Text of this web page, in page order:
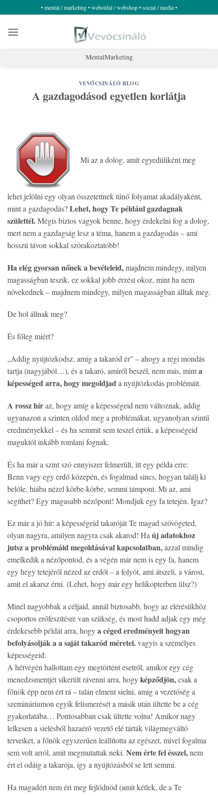
to
content
• mental / marketing • weboldal / webshop • social / media •
MentalMarketing
VEVŐCSINÁLÓ BLOG
A gazdagodásod egyetlen korlátja
Mi az a dolog, amit egyedüliként meg
lehet jelölni egy olyan összetettnek tűnő folyamat akadályaként,
mint a gazdagodás?Lehet, hogy Te például gazdagnak
születtél.Mégis biztos vagyok benne, hogy érdekelni fog a dolog,
mert nem a gazdagság lesz a téma, hanem a gazdagodás – ami
hosszú távon sokkal szórakoztatóbb!
Ha elég gyorsan nőnek a bevételeid,majdnem mindegy, milyen
magasságban teszik, ez sokkal jobb érzést okoz, mint ha nem
növekednek – majdnem mindegy, milyen magasságban álltak meg.
De hol állnak meg?
És főleg miért?
„Addig nyújtózkodsz, amíg a takaród ér” – ahogy a régi mondás
tartja (nagyjából…), és a takaró, amiről beszél, nem más, minta
képességed arra, hogy megoldjada nyújtózkodás problémáit.
A rossz híraz, hogy amíg a képességeid nem változnak, addig
ugyanazon a szinten oldod meg a problémákat, ugyanolyan szintű
eredményekkel – és ha semmit sem teszel értük, a képességeid
maguktól inkább romlani fognak.
És ha már a szint szó ennyiszer felmerült, itt egy példa erre:
Benn vagy egy erdő közepén, és fogalmad sincs, hogyan találj ki
belőle, hiába nézel körbe-körbe, semmi támpont. Mi az, ami
segíthet? Egy magasabb nézőpont! Mondjuk egy fa tetején. Igaz?
Ez már a jó hír: a képességeid takaróját Te magad szövögeted,
olyan nagyra, amilyen nagyra csak akarod! Haúj adatokhoz
jutsz a problémáid megoldásával kapcsolatban,azzal mindig
emelkedik a nézőpontod, és a végén már nem is egy fa, hanem
egy hegy tetejéről nézed az erdőt – a folyót, ami átszeli, a várost,
amit el akarsz érni. (Lehet, hogy már egy helikopterben ülsz?)
Minél nagyobbak a céljaid, annál biztosabb, hogy az elérésükhöz
csoportos erőfeszítésre van szükség, és most hadd adjak egy még
érdekesebb példát arra, hogya céged eredményeit hogyan
befolyásolják a a saját takaród méretei.vagyis a személyes
képességeid:
A hétvégén hallottam egy megtörtént esetről, amikor egy cég
menedzsmentjét sikerült rávenni arra, hogyképződjön,csak a
főnök épp nem ért rá – talán elment sielni, amíg a vezetőség a
szemináriumon egyik felismerését a másik után ültette be a cég
gyakorlatába… Pontosabban csak ültette volna! Amikor nagy
lelkesen a sielésből hazaérő vezető elé tárták világmegváltó
terveiket, a főnök egyszerűen leállította az egészet, mivel fogalma
sem volt arról, amit megmutattak neki. Nem érte fel ésszel,nem
ért el odáig a takarója, így a nyújtózásból se lett semmi.
Ha magadért nem éri meg fejlődnöd (amit kétlek, de a Te